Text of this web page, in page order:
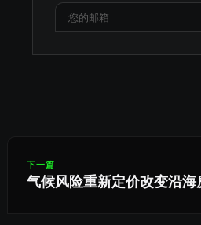
下一篇
气候风险重新定价改变沿